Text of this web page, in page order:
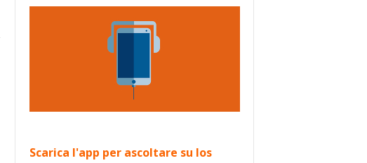
Scarica l'app per ascoltare su Ios